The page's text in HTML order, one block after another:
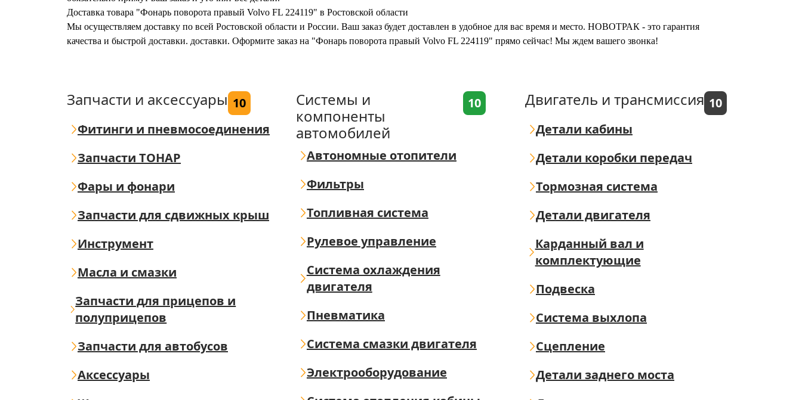
Доставка товара "Фонарь поворота правый Volvo FL 224119" в Ростовской области
Мы осуществляем доставку по всей Ростовской области и России. Ваш заказ будет доставлен в удобное для вас время и место. НОВОТРАК - это гарантия
качества и быстрой доставки. доставки. Оформите заказ на "Фонарь поворота правый Volvo FL 224119" прямо сейчас! Мы ждем вашего звонка!
Запчасти и аксессуары 10
Фитинги и пневмосоединения
Запчасти ТОНАР
Фары и фонари
Запчасти для сдвижных крыш
Инструмент
Масла и смазки
Запчасти для прицепов и
полуприцепов
Запчасти для автобусов
Аксессуары
Системы и
компоненты
автомобилей
10
Автономные отопители
Фильтры
Топливная система
Рулевое управление
Система охлаждения
двигателя
Пневматика
Система смазки двигателя
Электрооборудование
Двигатель и трансмиссия 10
Детали кабины
Детали коробки передач
Тормозная система
Детали двигателя
Карданный вал и
комплектующие
Подвеска
Система выхлопа
Сцепление
Детали заднего моста